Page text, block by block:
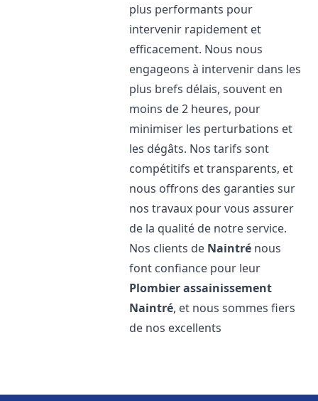
plus performants pour
intervenir rapidement et
efficacement. Nous nous
engageons à intervenir dans les
plus brefs délais, souvent en
moins de 2 heures, pour
minimiser les perturbations et
les dégâts. Nos tarifs sont
compétitifs et transparents, et
nous offrons des garanties sur
nos travaux pour vous assurer
de la qualité de notre service.
Nos clients de Naintré nous
font confiance pour leur
Plombier assainissement
Naintré, et nous sommes fiers
de nos excellents